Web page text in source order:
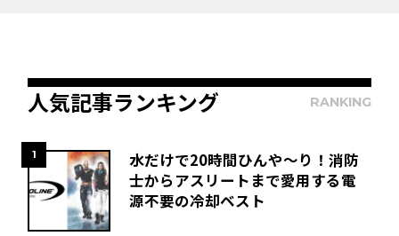
人気記事ランキング RANKING
1
水だけで20時間ひんや～り！消防
士からアスリートまで愛用する電
源不要の冷却ベスト